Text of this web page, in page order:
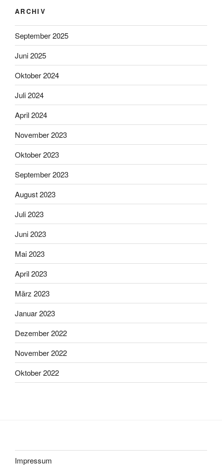
ARCHIV
September 2025
Juni 2025
Oktober 2024
Juli 2024
April 2024
November 2023
Oktober 2023
September 2023
August 2023
Juli 2023
Juni 2023
Mai 2023
April 2023
März 2023
Januar 2023
Dezember 2022
November 2022
Oktober 2022
Impressum